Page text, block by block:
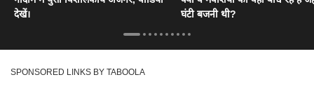
देखें।
घंटी बजनी थी?
SPONSORED LINKS BY TABOOLA